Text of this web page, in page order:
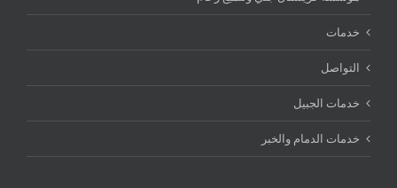
خدمات
التواصل
خدمات الجبيل
خدمات الدمام والخبر